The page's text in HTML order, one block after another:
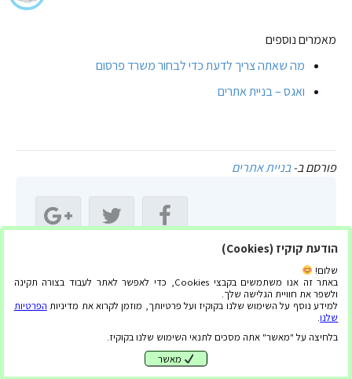
מאמרים נוספים
מה שאתה צריך לדעת כדי לבחור משרד פרסום
ואגס – בניית אתרים
פורסם ב-בניית אתרים
שתף מאמר זה:
הודעת קוקיז (Cookies)
שלום!
באתר זה אנו משתמשים בקבצי Cookies, כדי לאפשר לאתר לעבוד בצורה תקינה
ולשפר את חוויית הגלישה שלך.
למידע נוסף על השימוש שלנו בקוקיז ועל פרטיותך, מוזמן לקרוא את מדיניות הפרטיות
שלנו.
בלחיצה על "מאשר" אתה מסכים לתנאי השימוש שלנו בקוקיז.
מאשר